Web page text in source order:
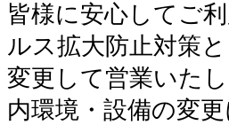
皆様に安心してご
ルス拡大防止対策
変更して営業いた
内環境・設備の変